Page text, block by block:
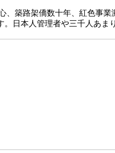
築路架僑数十年、紅色事
日本人管理者や三千人あ